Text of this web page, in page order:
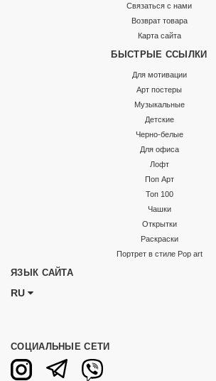
Связаться с нами
Возврат товара
Карта сайта
БЫСТРЫЕ ССЫЛКИ
Для мотивации
Арт постеры
Музыкальные
Детские
Черно-белые
Для офиса
Лофт
Поп Арт
Топ 100
Чашки
Открытки
Раскраски
Портрет в стиле Pop art
ЯЗЫК САЙТА
RU
СОЦИАЛЬНЫЕ СЕТИ